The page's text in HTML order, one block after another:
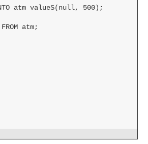
atm valueS(null, 500);
atm;